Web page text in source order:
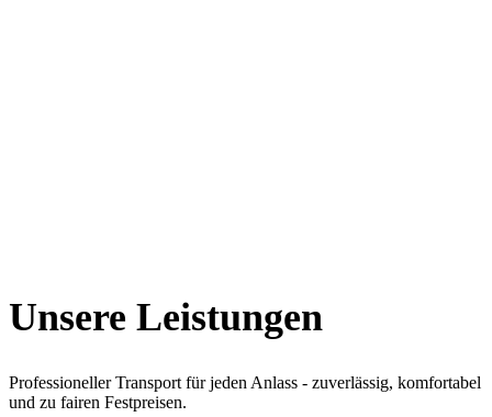
Unsere Leistungen
Professioneller Transport für jeden Anlass - zuverlässig, komfortabel
und zu fairen Festpreisen.